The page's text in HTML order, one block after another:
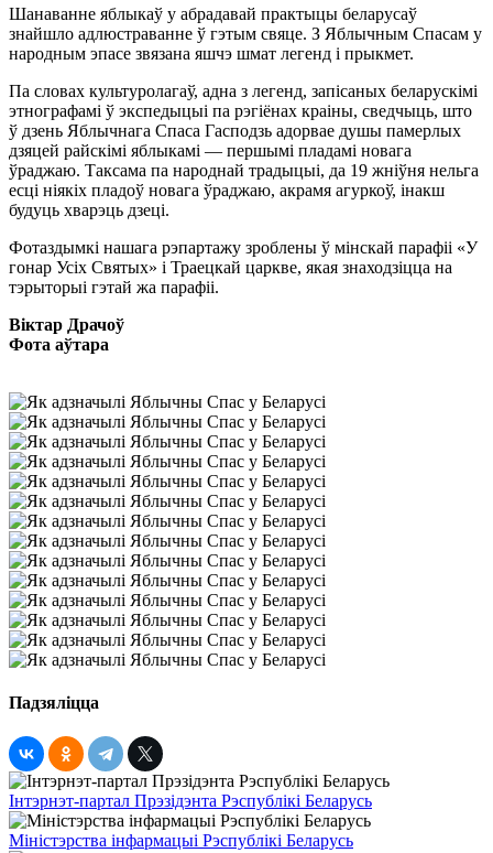
Шанаванне яблыкаў у абрадавай практыцы беларусаў
знайшло адлюстраванне ў гэтым свяце. З Яблычным Спасам у
народным эпасе звязана яшчэ шмат легенд і прыкмет.
Па словах культуролагаў, адна з легенд, запісаных беларускімі
этнографамі ў экспедыцыі па рэгіёнах краіны, сведчыць, што
ў дзень Яблычнага Спаса Гасподзь адорвае душы памерлых
дзяцей райскімі яблыкамі — першымі пладамі новага
ўраджаю. Таксама па народнай традыцыі, да 19 жніўня нельга
есці ніякіх пладоў новага ўраджаю, акрамя агуркоў, інакш
будуць хварэць дзеці.
Фотаздымкі нашага рэпартажу зроблены ў мінскай парафіі «У
гонар Усіх Святых» і Траецкай царкве, якая знаходзіцца на
тэрыторыі гэтай жа парафіі.
Віктар Драчоў
Фота аўтара
Падзяліцца
Інтэрнэт-партал Прэзідэнта Рэспублікі Беларусь
Міністэрства інфармацыі Рэспублікі Беларусь